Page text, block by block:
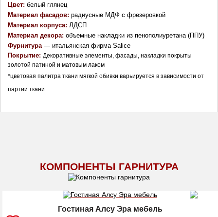
Цвет: белый глянец
Материал фасадов: радиусные МДФ с фрезеровкой
Материал корпуса: ЛДСП
Материал декора: объемные накладки из пенополиуретана (ППУ)
Фурнитура — итальянская фирма Salice
Покрытие: Декоративные элементы, фасады, накладки покрыты
золотой патиной и матовым лаком
*цветовая палитра ткани мягкой обивки варьируется в зависимости от
партии ткани
КОМПОНЕНТЫ ГАРНИТУРА
Гостиная Алсу Эра мебель